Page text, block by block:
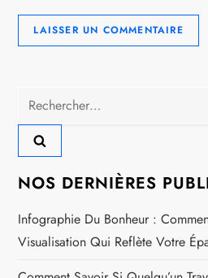
Rechercher :
NOS DERNIÈRES
Infographie Du Bonheur :
Visualisation Qui Reflète Votre